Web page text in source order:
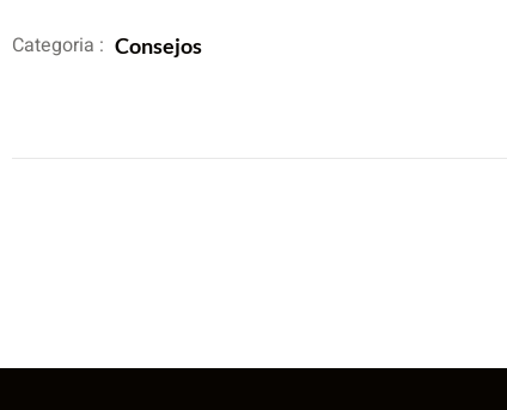
Categoria : Consejos